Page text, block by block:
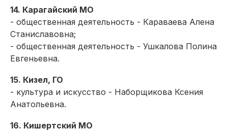
14. Карагайский МО
- общественная деятельность - Караваева Алена
Станиславовна;
- общественная деятельность - Ушкалова Полина
Евгеньевна.
15. Кизел, ГО
- культура и искусство - Наборщикова Ксения
Анатольевна.
16. Кишертский МО